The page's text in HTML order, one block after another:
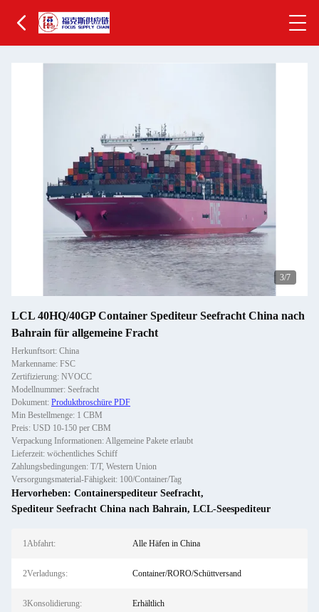
4/7
LCL 40HQ/40GP Container Spediteur Seefracht China nach
Bahrain für allgemeine Fracht
Herkunftsort: China
Markenname: FSC
Zertifizierung: NVOCC
Modellnummer: Seefracht
Dokument: Produktbroschüre PDF
Min Bestellmenge: 1 CBM
Preis: USD 10-150 per CBM
Verpackung Informationen: Allgemeine Pakete erlaubt
Lieferzeit: wöchentliches Schiff
Zahlungsbedingungen: T/T, Western Union
Versorgungsmaterial-Fähigkeit: 100/Container/Tag
Hervorheben: Containerspediteur Seefracht,
Spediteur Seefracht China nach Bahrain, LCL-Seespediteur
1Abfahrt: Alle Häfen in China
2Verladungs: Container/RORO/Schüttversand
3Konsolidierung: Erhältlich